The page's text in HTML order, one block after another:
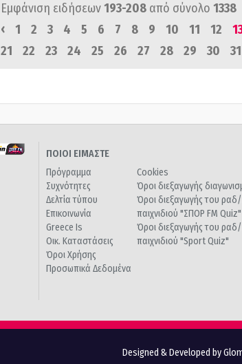
Εμφάνιση ειδήσεων193-208 από σύνολο 1338
‹
1 2 3 4 5 6 7 8 9 10 11 12
21
22 23 24 25 26 27 28 29 30 31
ΠΟΙΟΙ ΕΙΜΑΣΤΕ
Πρόγραμμα
Συχνότητες
Δελτία τύπου
Επικοινωνία
Greece Is
Οικ. Καταστάσεις
Όροι Χρήσης
Προσωπικά Δεδομένα
Cookies
Όροι διεξαγωγής
Όροι διεξαγωγής του
παιχνιδιού "ΣΠΟΡ FM Quiz"
Όροι διεξαγωγής του
παιχνιδιού "Sport Quiz"
Designed & Developed by